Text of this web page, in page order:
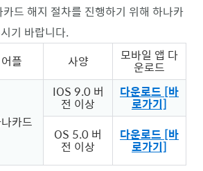
드 해지 절차를 진행하기 위해 하나카
기 바랍니다.
어플 사양 모바일 앱 다
운로드
카드
IOS 9.0 버
전 이상
다운로드 [바
로가기]
OS 5.0 버
전 이상
다운로드 [바
로가기]